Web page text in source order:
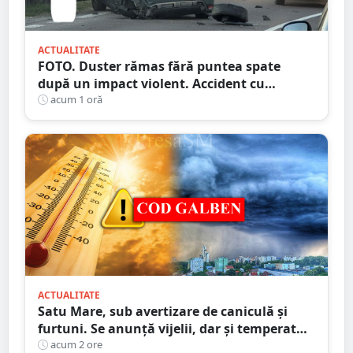
ACTUALITATE
FOTO. Duster rămas fără puntea spate
după un impact violent. Accident cu
implicarea unei mașini din Satu Mare
acum 1 oră
ACTUALITATE
Satu Mare, sub avertizare de caniculă și
furtuni. Se anunță vijelii, dar și temperaturi
ridicate. Avertizarea ANM
acum 2 ore